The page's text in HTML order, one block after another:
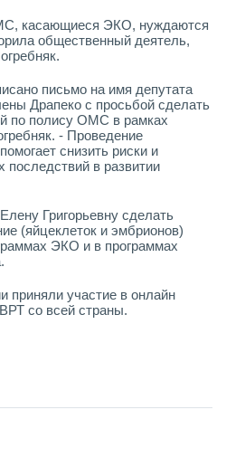
касающиеся ЭКО, нуждаются
общественный деятель,
письмо на имя депутата
Драпеко с просьбой сделать
по полису ОМС в рамках
- Проведение
снизить риски и
последствий в развитии
Григорьевну сделать
(яйцеклеток и эмбрионов)
ЭКО и в программах
приняли участие в онлайн
со всей страны.